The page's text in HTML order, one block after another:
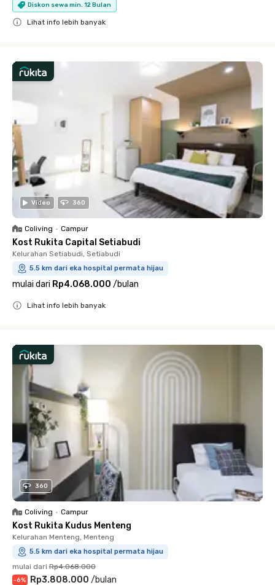
Diskon sewa min. 12 Bulan
Lihat info lebih banyak
Video 360
Coliving • Campur
Kost Rukita Capital Setiabudi
Kelurahan Setiabudi, Setiabudi
5.5 km dari eka hospital permata hijau
mulai dari Rp4.068.000 /bulan
Lihat info lebih banyak
360
Coliving • Campur
Kost Rukita Kudus Menteng
Kelurahan Menteng, Menteng
5.5 km dari eka hospital permata hijau
mulai dari Rp4.068.000
-6% Rp3.808.000 /bulan